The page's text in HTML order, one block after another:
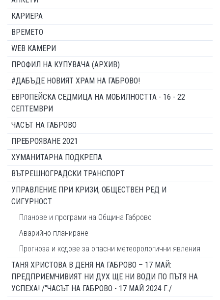
КАРИЕРА
ВРЕМЕТО
WEB КАМЕРИ
ПРОФИЛ НА КУПУВАЧА (АРХИВ)
#ДАБЪДЕ НОВИЯТ ХРАМ НА ГАБРОВО!
ЕВРОПЕЙСКА СЕДМИЦА НА МОБИЛНОСТТА - 16 - 22
СЕПТЕМВРИ
ЧАСЪТ НА ГАБРОВО
ПРЕБРОЯВАНЕ 2021
ХУМАНИТАРНА ПОДКРЕПА
ВЪТРЕШНОГРАДСКИ ТРАНСПОРТ
УПРАВЛЕНИЕ ПРИ КРИЗИ, ОБЩЕСТВЕН РЕД И
СИГУРНОСТ
Планове и програми на Община Габрово
Аварийно планиране
Прогноза и кодове за опасни метеорологични явления
ТАНЯ ХРИСТОВА В ДЕНЯ НА ГАБРОВО – 17 МАЙ:
ПРЕДПРИЕМЧИВИЯТ НИ ДУХ ЩЕ НИ ВОДИ ПО ПЪТЯ НА
УСПЕХА! /"ЧАСЪТ НА ГАБРОВО - 17 МАЙ 2024 Г./